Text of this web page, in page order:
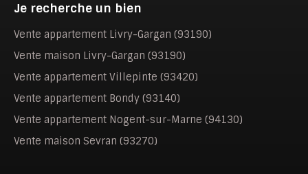
Je recherche un bien
Vente appartement Livry-Gargan (93190)
Vente maison Livry-Gargan (93190)
Vente appartement Villepinte (93420)
Vente appartement Bondy (93140)
Vente appartement Nogent-sur-Marne (94130)
Vente maison Sevran (93270)